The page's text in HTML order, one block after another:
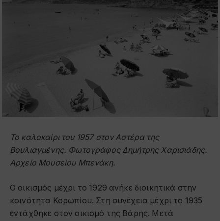
Το καλοκαίρι του 1957 στον Αστέρα της
Βουλιαγμένης. Φωτογράφος Δημήτρης Χαρισιάδης.
Αρχείο Μουσείου Μπενάκη.
Ο οικισμός μέχρι το 1929 ανήκε διοικητικά στην
κοινότητα Κορωπίου. Στη συνέχεια μέχρι το 1935
εντάχθηκε στον οικισμό της Βάρης. Μετά